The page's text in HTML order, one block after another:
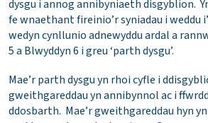
dysgu i annog annibyniaeth disgyblion.
fe wnaethant fireinio’r syniadau i weddu
wedyn cynllunio adnewyddu ardal a
5 a Blwyddyn 6 i greu ‘parth dysgu’.
Mae’r parth dysgu yn rhoi cyfle i
gweithgareddau yn annibynnol ac i
ddosbarth. Mae’r gweithgareddau hyn